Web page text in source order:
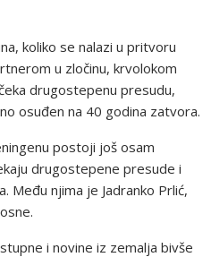
koliko se nalazi u pritvoru
u zločinu, krvolokom
drugostepenu presudu,
osuđen na 40 godina zatvora.
postoji još osam
drugostepene presude i
Među njima je Jadranko Prlić,
i novine iz zemalja bivše